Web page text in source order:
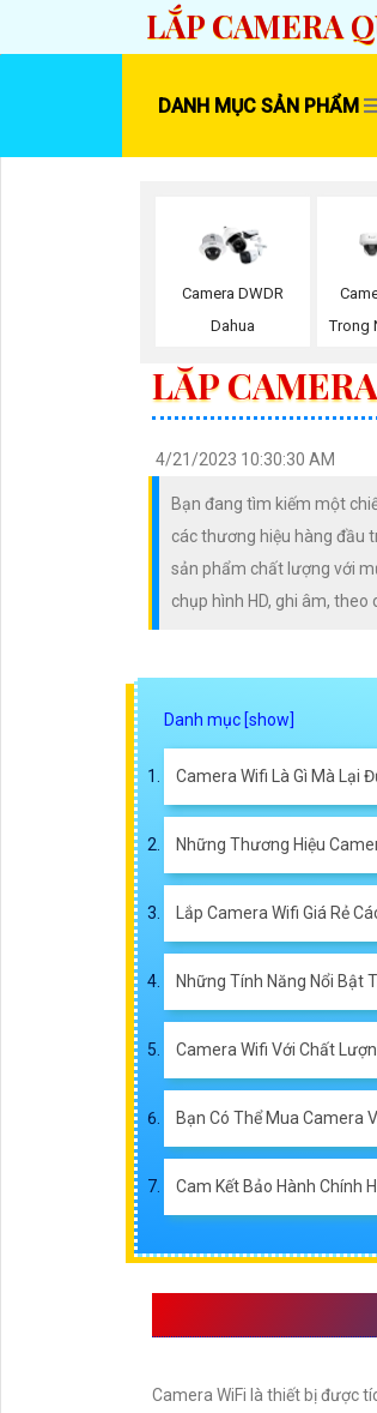
LẮP CAMERA
DANH MỤC SẢN PHẨM
Camera DWDR
Dahua
Trong
LĂP
4/21/2023 10:30:30 AM
Bạn đang tìm kiếm một
các thương hiệu hàng đầu
sản phẩm chất lượng với
chụp hình HD, ghi âm,
Camera Wifi Là Gì Mà Lại
Những Thương Hiệu
Lắp Camera Wifi Giá Rẻ
Những Tính Năng Nổi Bật
Camera Wifi Với Chất
Bạn Có Thể Mua Camera
Cam Kết Bảo Hành Chính
Camera WiFi là thiết bị được